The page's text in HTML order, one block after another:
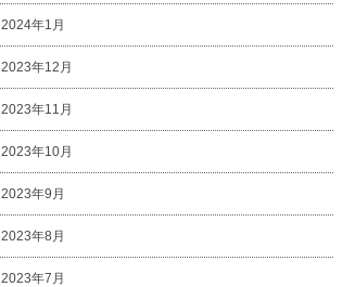
2024年1月
2023年12月
2023年11月
2023年10月
2023年9月
2023年8月
2023年7月